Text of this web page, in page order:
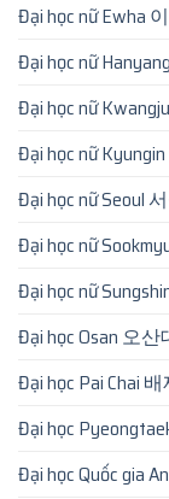
Đại học nữ Ewha
Đại học nữ
Đại học nữ
Đại học nữ
Đại học nữ Seoul
Đại học nữ
Đại học nữ
Đại học Osan 오
Đại học Pai Chai
Đại học
Đại học Quốc gia